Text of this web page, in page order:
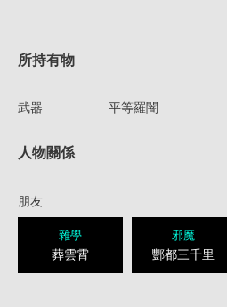
所持有物
武器 平等羅闇
人物關係
朋友
雜學
葬雲霄
邪魔
酆都三千里